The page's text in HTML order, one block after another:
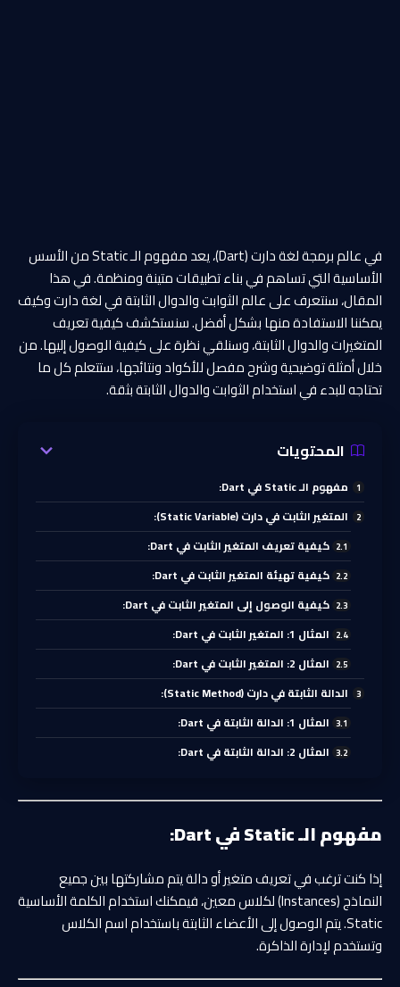
في عالم برمجة لغة دارت (Dart)، يعد مفهوم الـ Static من الأسس
الأساسية التي تساهم في بناء تطبيقات متينة ومنظمة. في هذا
المقال، سنتعرف على عالم الثوابت والدوال الثابتة في لغة دارت وكيف
يمكننا الاستفادة منها بشكل أفضل. سنستكشف كيفية تعريف
المتغيرات والدوال الثابتة، وسنلقي نظرة على كيفية الوصول إليها. من
خلال أمثلة توضيحية وشرح مفصل للأكواد ونتائجها، ستتعلم كل ما
تحتاجه للبدء في استخدام الثوابت والدوال الثابتة بثقة.
المحتويات
مفهوم الـ Static في Dart:
المتغير الثابت في دارت (Static Variable):
كيفية تعريف المتغير الثابت في Dart:
كيفية تهيئة المتغير الثابت في Dart:
كيفية الوصول إلى المتغير الثابت في Dart:
المثال 1: المتغير الثابت في Dart:
المثال 2: المتغير الثابت في Dart:
الدالة الثابتة في دارت (Static Method):
المثال 1: الدالة الثابتة في Dart:
المثال 2: الدالة الثابتة في Dart:
مفهوم الـ Static في Dart:
إذا كنت ترغب في تعريف متغير أو دالة يتم مشاركتها بين جميع
النماذج (Instances) لكلاس معين، فيمكنك استخدام الكلمة الأساسية
Static. يتم الوصول إلى الأعضاء الثابتة باستخدام اسم الكلاس
وتستخدم لإدارة الذاكرة.